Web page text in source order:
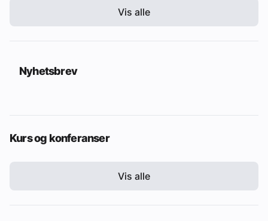
Vis alle
Nyhetsbrev
Kurs og konferanser
Vis alle